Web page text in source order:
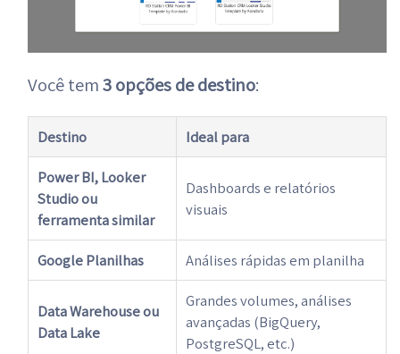
Você tem3 opções de destino:
Destino Ideal para
Power BI, Looker
Studio ou
ferramenta similar
Dashboards e relatórios
visuais
Google Planilhas Análises rápidas em planilha
Data Warehouse ou
Data Lake
Grandes volumes, análises
avançadas (BigQuery,
PostgreSQL, etc.)